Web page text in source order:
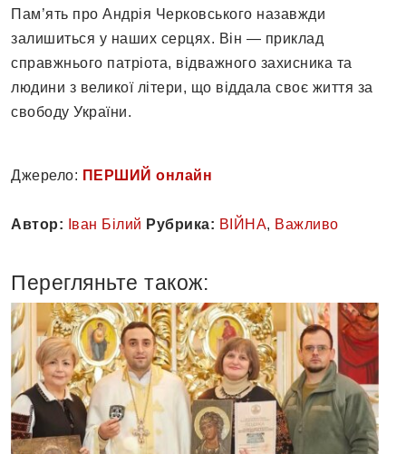
Пам’ять про Андрія Черковського назавжди
залишиться у наших серцях. Він — приклад
справжнього патріота, відважного захисника та
людини з великої літери, що віддала своє життя за
свободу України.
Джерело: ПЕРШИЙ онлайн
Автор: Іван Білий Рубрика: ВІЙНА, Важливо
Перегляньте також: